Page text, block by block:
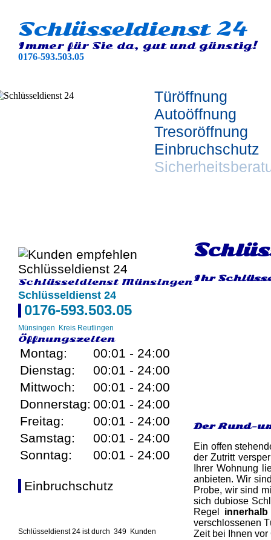
Schlüsseldienst 24
Immer für Sie da, gut und günstig!
0176-593.503.05
Türöffnung
Autoöffnung
Tresoröffnung
Einbruchschutz
Schlüsseldienst Münsingen
Schlüsseldienst 24
0176-593.503.05
Münsingen Kreis Reutlingen
Öffnungszeiten
Montag:
00:01 - 24:00
Dienstag:
00:01 - 24:00
Mittwoch:
00:01 - 24:00
Donnerstag: 00:01 - 24:00
Freitag:
00:01 - 24:00
Samstag:
00:01 - 24:00
Sonntag:
00:01 - 24:00
Einbruchschutz
Schlüsseldienst 24 ist durch 349 Kunden
Ihr
Der Rund-
Ein offen
der Zutritt
Ihrer Wohnung
anbieten. Wir
Probe, wir sind
sich dubiose
Regel
verschlossenen
Zeit bei Ihnen